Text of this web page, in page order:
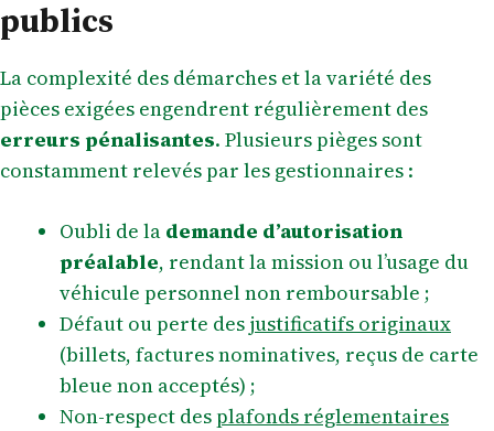
publics
La complexité des démarches et la variété des
pièces exigées engendrent régulièrement des
erreurs pénalisantes. Plusieurs pièges sont
constamment relevés par les gestionnaires :
Oubli de la demande d’autorisation
préalable, rendant la mission ou l’usage du
véhicule personnel non remboursable ;
Défaut ou perte des justificatifs originaux
(billets, factures nominatives, reçus de carte
bleue non acceptés) ;
Non-respect desplafonds réglementaires